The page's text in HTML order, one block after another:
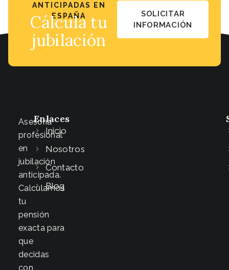
ANTICIPADAS EN
ESPAÑA
Cálcula tu
jubilación
SOLICITAR
INFORMACIÓN
Asesoría
profesional
en
jubilación
anticipada.
Calculamos
tu
pensión
exacta para
que
decidas
con
Enlaces
Inicio
Nosotros
Contacto
Blog